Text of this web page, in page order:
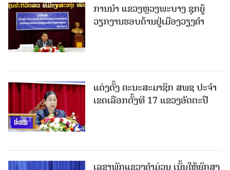
ການນຳ ແຂວງຫຼວງພະບາງ ຊຸກຍູ້
ວຽກງານຮອບດ້ານຢູ່ເມືອງວຽງຄໍາ
ແຕ່ງຕັ້ງ ຄະນະສະມາຊິກ ສພຊ ປະຈຳ
ເຂດເລືອກຕັ້ງທີ 17 ແຂວງອັດຕະປື
ເລຂາພັກແຂວງຄໍາມ່ວນ ເນັ້ນໃຫ້ຍົກສູງ